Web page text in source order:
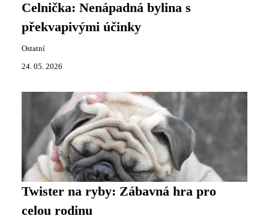
Celnička: Nenápadná bylina s
překvapivými účinky
Ostatní
24. 05. 2026
Twister na ryby: Zábavná hra pro
celou rodinu